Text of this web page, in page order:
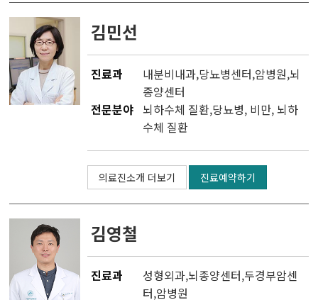
난소ㆍ자궁암센터
담도ㆍ췌장암센터
비뇨기암센터
피부암센터
유전체맞춤암치료센터
김민선
진료과 내분비내과,당뇨병센터,암병원,뇌
종양센터
전문분야 뇌하수체 질환,당뇨병, 비만, 뇌하
수체 질환
의료진소개 더보기 진료예약하기
김영철
진료과 성형외과,뇌종양센터,두경부암센
터,암병원